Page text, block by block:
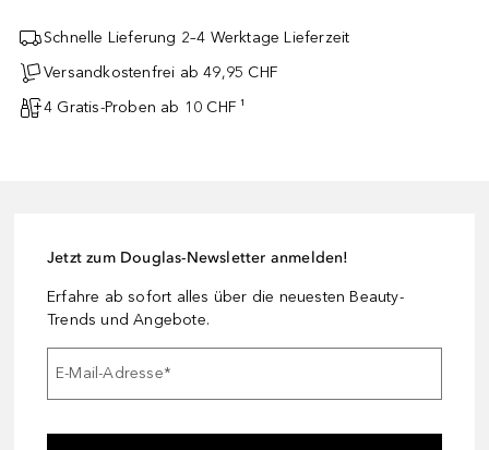
Schnelle Lieferung 2–4 Werktage Lieferzeit
Versandkostenfrei ab 49,95 CHF
4 Gratis-Proben ab 10 CHF ¹
Jetzt zum Douglas-Newsletter anmelden!
Erfahre ab sofort alles über die neuesten Beauty-
Trends und Angebote.
E-Mail-Adresse*